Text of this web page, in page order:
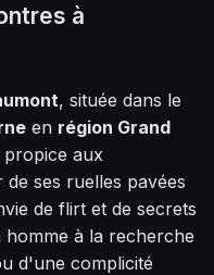
à
, située dans le
en région Grand
aux
ses ruelles pavées
de flirt et de secrets
à la recherche
d'une complicité